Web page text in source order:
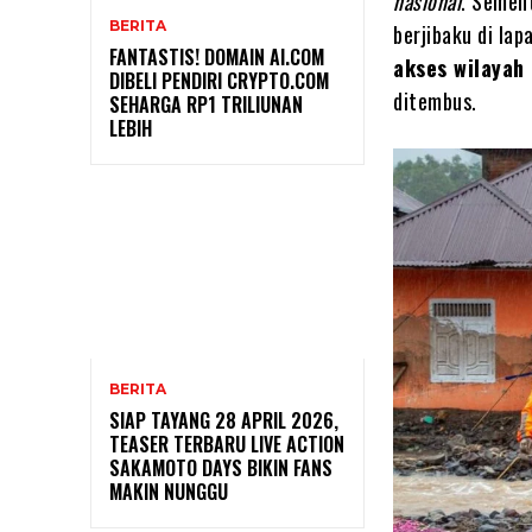
BERITA
FANTASTIS! DOMAIN AI.COM
DIBELI PENDIRI CRYPTO.COM
SEHARGA RP1 TRILIUNAN
LEBIH
BERITA
SIAP TAYANG 28 APRIL 2026,
TEASER TERBARU LIVE ACTION
SAKAMOTO DAYS BIKIN FANS
MAKIN NUNGGU
berjibaku di
akses
ditembus.